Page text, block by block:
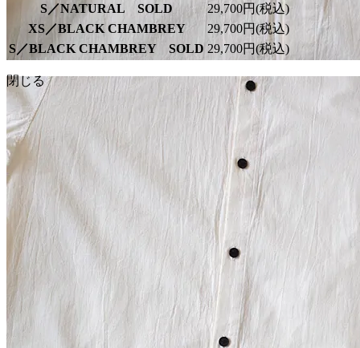
S／NATURAL SOLD
29,700円(税込)
XS／BLACK CHAMBREY
29,700円(税込)
S／BLACK CHAMBREY SOLD 29,700円(税込)
閉じる